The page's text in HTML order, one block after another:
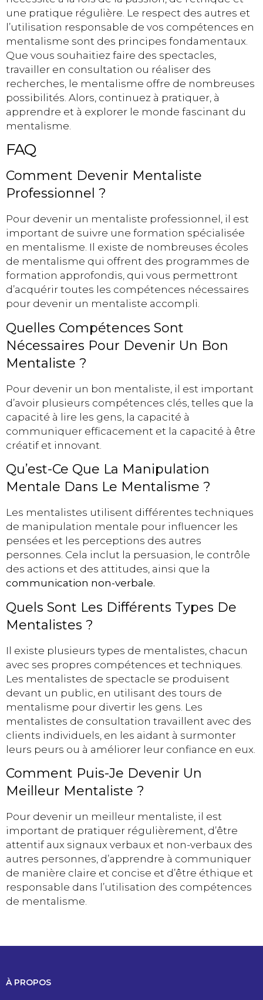
une pratique régulière. Le respect des autres et
l’utilisation responsable de vos compétences en
mentalisme sont des principes fondamentaux.
Que vous souhaitiez faire des spectacles,
travailler en consultation ou réaliser des
recherches, le mentalisme offre de nombreuses
possibilités. Alors, continuez à pratiquer, à
apprendre et à explorer le monde fascinant du
mentalisme.
FAQ
Comment Devenir Mentaliste
Professionnel ?
Pour devenir un mentaliste professionnel, il est
important de suivre une formation spécialisée
en mentalisme. Il existe de nombreuses écoles
de mentalisme qui offrent des programmes de
formation approfondis, qui vous permettront
d’acquérir toutes les compétences nécessaires
pour devenir un mentaliste accompli.
Quelles Compétences Sont
Nécessaires Pour Devenir Un Bon
Mentaliste ?
Pour devenir un bon mentaliste, il est important
d’avoir plusieurs compétences clés, telles que la
capacité à lire les gens, la capacité à
communiquer efficacement et la capacité à être
créatif et innovant.
Qu’est-Ce Que La Manipulation
Mentale Dans Le Mentalisme ?
Les mentalistes utilisent différentes techniques
de manipulation mentale pour influencer les
pensées et les perceptions des autres
personnes. Cela inclut la persuasion, le contrôle
des actions et des attitudes, ainsi que la
communication non-verbale.
Quels Sont Les Différents Types De
Mentalistes ?
Il existe plusieurs types de mentalistes, chacun
avec ses propres compétences et techniques.
Les mentalistes de spectacle se produisent
devant un public, en utilisant des tours de
mentalisme pour divertir les gens. Les
mentalistes de consultation travaillent avec des
clients individuels, en les aidant à surmonter
leurs peurs ou à améliorer leur confiance en eux.
Comment Puis-Je Devenir Un
Meilleur Mentaliste ?
Pour devenir un meilleur mentaliste, il est
important de pratiquer régulièrement, d’être
attentif aux signaux verbaux et non-verbaux des
autres personnes, d’apprendre à communiquer
de manière claire et concise et d’être éthique et
responsable dans l’utilisation des compétences
de mentalisme.
À PROPOS